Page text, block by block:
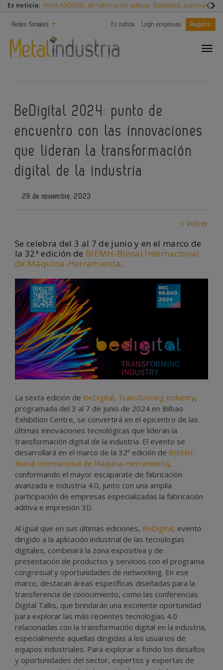
Es noticia: Feria ADDITED, de fabricación aditiva Sisteplant,
Redes Sociales Es noticia Login empresas Registro
BeDigital 2024: punto de
encuentro con las innovaciones
que lideran la transformación
digital de la industria
29 de noviembre, 2023
< Volver
Se celebra del 3 al 7 de junio y en el marco de
la 32ª edición de BIEMH-Bienal Internacional
de Máquina-Herramienta.
La sexta edición de BeDigital, Transforming Industry,
programada del 3 al 7 de junio de 2024 en Bilbao
Exhibition Centre, se convertirá en el epicentro de las
últimas innovaciones tecnológicas que lideran la
transformación digital de la industria. El evento se
desarrollará en el marco de la 32ª edición de BIEMH-
Bienal Internacional de Máquina-Herramienta,
conformando el mayor escaparate de fabricación
avanzada e Industria 4.0, junto con una amplia
participación de empresas especializadas la fabricación
aditiva e impresión 3D.
Al igual que en sus últimas ediciones, BeDigital, evento
dirigido a la aplicación industrial de las tecnologías
digitales, combinará la zona expositiva y de
presentación de productos y servicios con el programa
congresual y oportunidades de networking. En ese
marco, destacan áreas específicas diseñadas para la
transferencia de conocimiento, como las conferencias
Digital Talks, que brindarán una excelente oportunidad
para explorar las más recientes tecnologías 4.0
relacionadas con la transformación digital en la industria,
especialmente aquellas dirigidas a los usuarios de
equipos industriales. Para explorar a fondo los desafíos
y oportunidades del sector, expertos y expertas de